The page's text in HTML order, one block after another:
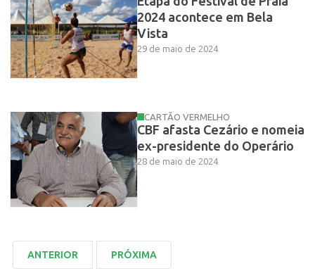
2024 acontece em Bela
Vista
29 de maio de 2024
CARTÃO VERMELHO
CBF afasta Cezário e nomeia
ex-presidente do Operário
28 de maio de 2024